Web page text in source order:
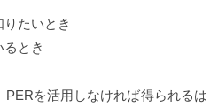
りたいとき
るとき
を活用しなければ得られるは